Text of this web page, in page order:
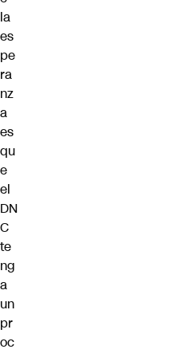
la
es
pe
ra
nz
a
es
qu
e
el
DN
C
te
ng
a
un
pr
oc